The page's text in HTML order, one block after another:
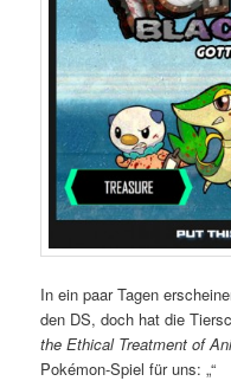
In ein paar Tagen
den DS, doch hat die
the Ethical Treatment of
Pokémon-Spiel für uns: „“